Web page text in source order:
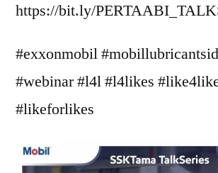
https://bit.ly/
#exxonmobil
#webinar #l4l #l4likes
#likeforlikes